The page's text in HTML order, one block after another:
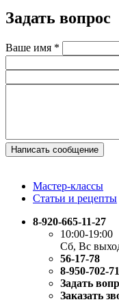
Задать вопрос
Ваше имя *
Написать сообщение
Мастер-классы
Статьи и рецепты
8-920-665-11-27
10:00-19:00
Сб, Вс
56-17-78
8-950-702-
Задать
Заказать